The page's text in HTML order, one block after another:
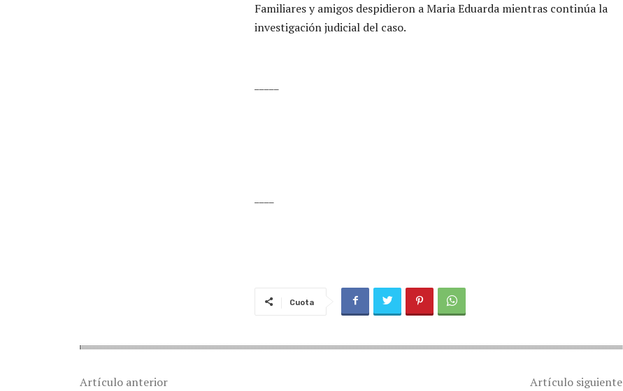
Familiares y amigos despidieron a Maria Eduarda mientras continúa la
investigación judicial del caso.
Cuota
Artículo anterior
Artículo siguiente